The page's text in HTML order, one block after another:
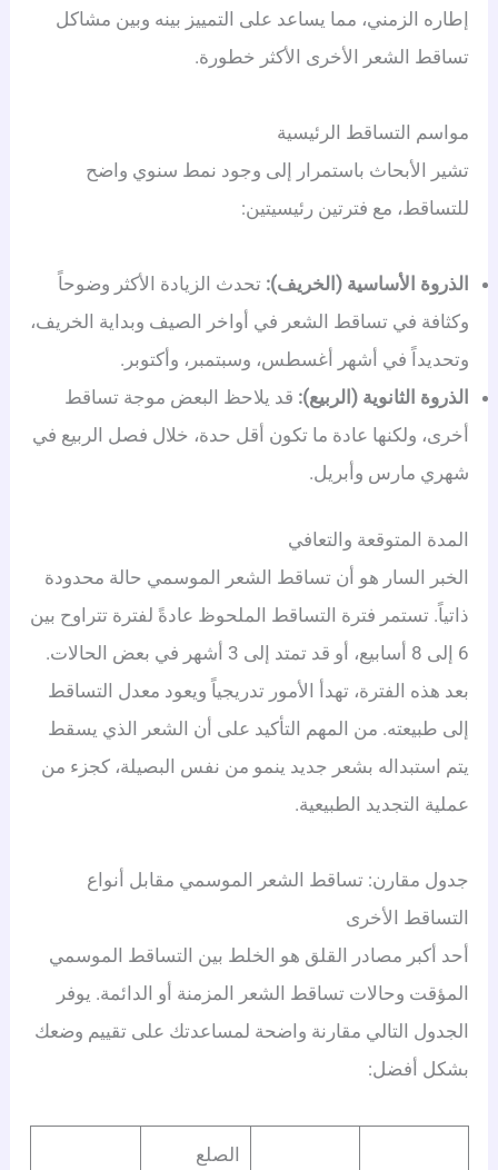
إطاره الزمني، مما يساعد على التمييز بينه وبين مشاكل
تساقط الشعر الأخرى الأكثر خطورة.
مواسم التساقط الرئيسية
تشير الأبحاث باستمرار إلى وجود نمط سنوي واضح
للتساقط، مع فترتين رئيسيتين:
الذروة الأساسية (الخريف):تحدث الزيادة الأكثر وضوحاً
وكثافة في تساقط الشعر في أواخر الصيف وبداية الخريف،
وتحديداً في أشهر أغسطس، وسبتمبر، وأكتوبر.
الذروة الثانوية (الربيع):قد يلاحظ البعض موجة تساقط
أخرى، ولكنها عادة ما تكون أقل حدة، خلال فصل الربيع في
شهري مارس وأبريل.
المدة المتوقعة والتعافي
الخبر السار هو أن تساقط الشعر الموسمي حالة محدودة
ذاتياً. تستمر فترة التساقط الملحوظ عادةً لفترة تتراوح بين
6 إلى 8 أسابيع، أو قد تمتد إلى 3 أشهر في بعض الحالات.
بعد هذه الفترة، تهدأ الأمور تدريجياً ويعود معدل التساقط
إلى طبيعته. من المهم التأكيد على أن الشعر الذي يسقط
يتم استبداله بشعر جديد ينمو من نفس البصيلة، كجزء من
عملية التجديد الطبيعية.
جدول مقارن: تساقط الشعر الموسمي مقابل أنواع
التساقط الأخرى
أحد أكبر مصادر القلق هو الخلط بين التساقط الموسمي
المؤقت وحالات تساقط الشعر المزمنة أو الدائمة. يوفر
الجدول التالي مقارنة واضحة لمساعدتك على تقييم وضعك
بشكل أفضل:
الصلع